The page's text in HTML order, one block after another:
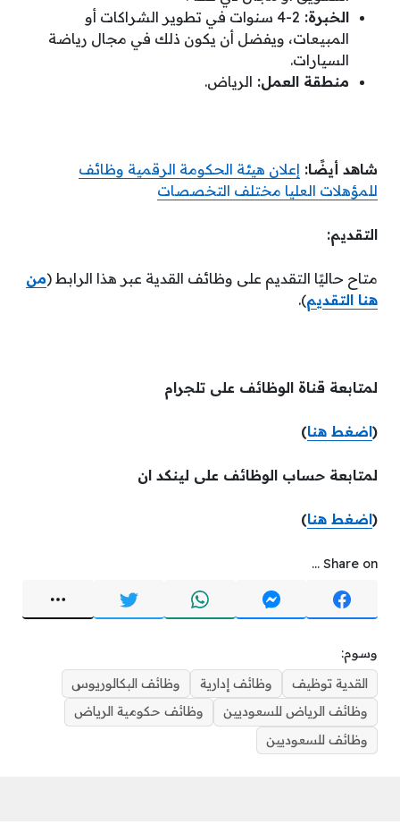
الخبرة:
2-4 سنوات في تطوير الشراكات أو
المبيعات، ويفضل أن يكون ذلك في مجال رياضة
السيارات.
منطقة العمل: الرياض.
شاهد أيضًا: إعلان هيئة الحكومة الرقمية وظائف
للمؤهلات العليا مختلف التخصصات
التقديم:
متاح حاليًا التقديم على وظائف القدية عبر هذا الرابط (من
هنا التقديم).
لمتابعة قناة الوظائف على تلجرام
(اضغط هنا)
لمتابعة حساب الوظائف على لينكد ان
(اضغط هنا)
Share on ...
وسوم:
القدية توظيف
وظائف إدارية
وظائف البكالوريوس
وظائف الرياض للسعوديين
وظائف حكومية الرياض
وظائف للسعوديين